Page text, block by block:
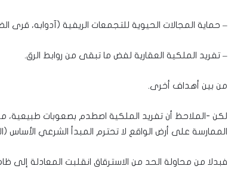
– حماية المجالات الحيوية للتجمعات الريفية (آدوابه،
– تفريد الملكية العقارية لفض ما تبقى من روابط الرق.
من بين أهداف أخرى.
لكن -الملاحظ أن تفريد الملكية اصطدم بصعوبات طبيعية،
الممارسة على أرض الواقع لا تحترم المبدأ الشرعي الأساس
فبدلا من محاولة الحد من الاسترقاق انقلبت المعادلة إلى